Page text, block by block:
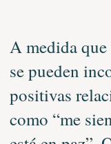
A medida que
se pueden
positivas
como “me